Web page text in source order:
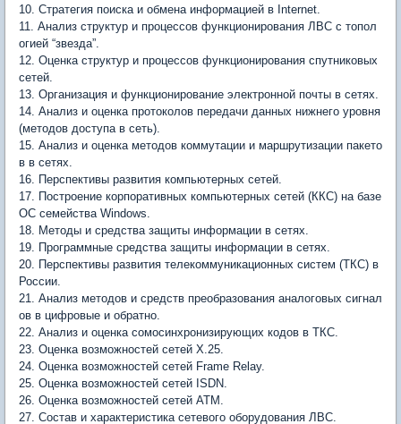
10. Стратегия поиска и обмена информацией в Internet.
11. Анализ структур и процессов функционирования ЛВС с топол
огией “звезда”.
12. Оценка структур и процессов функционирования спутниковых
сетей.
13. Организация и функционирование электронной почты в сетях.
14. Анализ и оценка протоколов передачи данных нижнего уровня
(методов доступа в сеть).
15. Анализ и оценка методов коммутации и маршрутизации пакето
в в сетях.
16. Перспективы развития компьютерных сетей.
17. Построение корпоративных компьютерных сетей (ККС) на базе
ОС семейства Windows.
18. Методы и средства защиты информации в сетях.
19. Программные средства защиты информации в сетях.
20. Перспективы развития телекоммуникационных систем (ТКС) в
России.
21. Анализ методов и средств преобразования аналоговых сигнал
ов в цифровые и обратно.
22. Анализ и оценка сомосинхронизирующих кодов в ТКС.
23. Оценка возможностей сетей X.25.
24. Оценка возможностей сетей Frame Relay.
25. Оценка возможностей сетей ISDN.
26. Оценка возможностей сетей ATM.
27. Состав и характеристика сетевого оборудования ЛВС.